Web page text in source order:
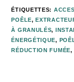
ÉTIQUETTES:
POÊLE,
À GRANULÉS,
ÉNERGÉTIQUE,
RÉDUCTION FUMÉE,